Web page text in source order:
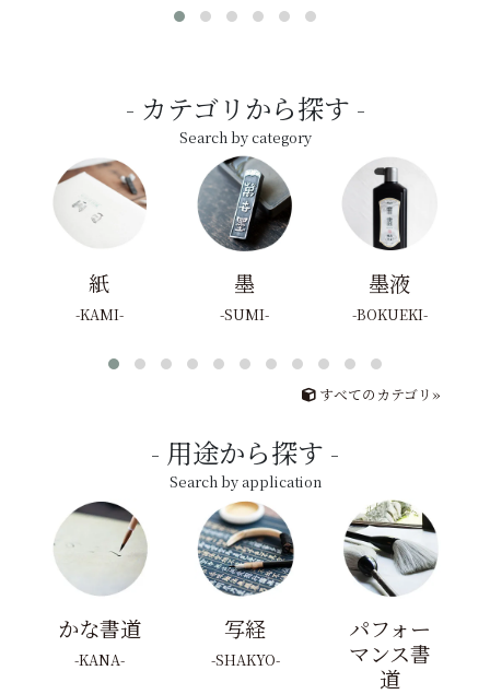
カテゴリから探す
Search by category
紙
KAMI
墨
SUMI
墨液
BOKUEKI
すべてのカテゴリ»
用途から探す
Search by application
かな書道
KANA
写経
SHAKYO
パフォー
マンス書
道